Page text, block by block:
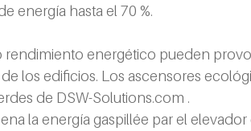
energía hasta el 70 %.
rendimiento energético pueden
los edificios. Los ascensores
de DSW-Solutions.com .
la energía gaspillée par el